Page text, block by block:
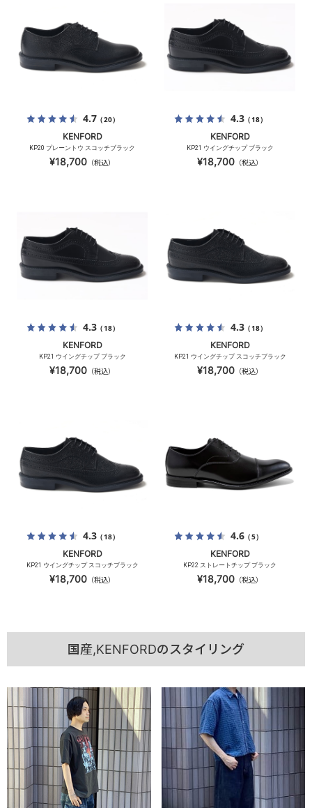
4.7（20）
KENFORD
KP20 プレーントウ スコッチブラック
¥18,700 （税込）
4.3（18）
KENFORD
KP21 ウイングチップ ブラック
¥18,700 （税込）
4.3（18）
KENFORD
KP21 ウイングチップ ブラック
¥18,700 （税込）
4.3（18）
KENFORD
KP21 ウイングチップ スコッチブラック
¥18,700 （税込）
4.3（18）
KENFORD
KP21 ウイングチップ スコッチブラック
¥18,700 （税込）
4.6（5）
KENFORD
KP22 ストレートチップ ブラック
¥18,700 （税込）
国産,KENFORDのスタイリング